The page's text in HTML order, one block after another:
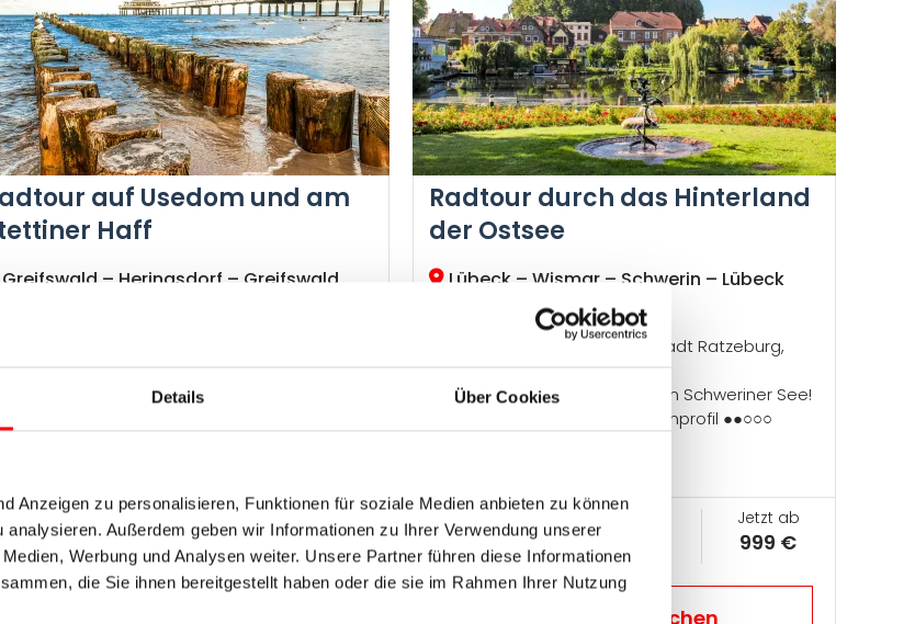
Details Über Cookies
Anzeigen zu personalisieren, Funktionen für soziale Medien anbieten zu können
Außerdem geben wir Informationen zu Ihrer Verwendung unserer
Werbung und Analysen weiter. Unsere Partner führen diese Informationen
die Sie ihnen bereitgestellt haben oder die sie im Rahmen Ihrer Nutzung
auf Usedom und am
Haff
– Heringsdorf – Greifswald
Anklam, Kaiserbäder auf Usedom, Stettiner
Tage
8
Ø km pro Tag
50
Jetzt ab
1.029 €
Radtour durch das Hinterland
der Ostsee
Lübeck – Wismar – Schwerin – Lübeck
Radweg-Reisen Tour
Schweriner Schloss, Inselstadt Ratzeburg,
Eulenspiegelstadt Mölln
Inklusiv:Schifffahrt auf dem Schweriner See!
Etappenlänge ●●○○○, Höhenprofil ●●○○○
Tage
8
Ø km pro Tag Jetzt ab
999 €
Jetzt Reise buchen